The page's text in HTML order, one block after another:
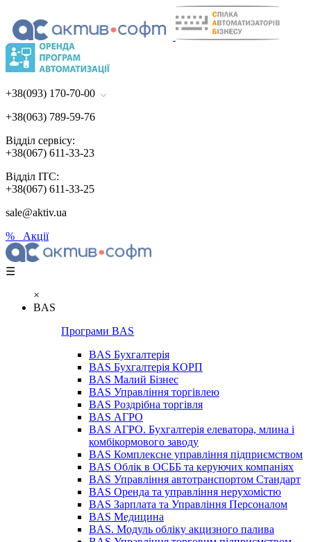
+38(093) 170-70-00
+38(063) 789-59-76
Відділ сервісу:
+38(067) 611-33-23
Відділ ІТС:
+38(067) 611-33-25
sale@aktiv.ua
% Акції
☰
×
BAS
Програми BAS
BAS Бухгалтерія
BAS Бухгалтерія КОРП
BAS Малий Бізнес
BAS Управління торгівлею
BAS Роздрібна торгівля
BAS АГРО
BAS АГРО. Бухгалтерія елеватора, млина і
комбікормового заводу
BAS Комплексне управління підприємством
BAS Облік в ОСББ та керуючих компаніях
BAS Управління автотранспортом Стандарт
BAS Оренда та управління нерухомістю
BAS Зарплата та Управління Персоналом
BAS Медицина
BAS. Модуль обліку акцизного палива